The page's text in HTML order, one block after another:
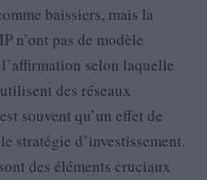
baissiers, mais la
n’ont pas de modèle
selon laquelle
des réseaux
souvent qu’un effet de
stratégie d’investissement.
des éléments cruciaux